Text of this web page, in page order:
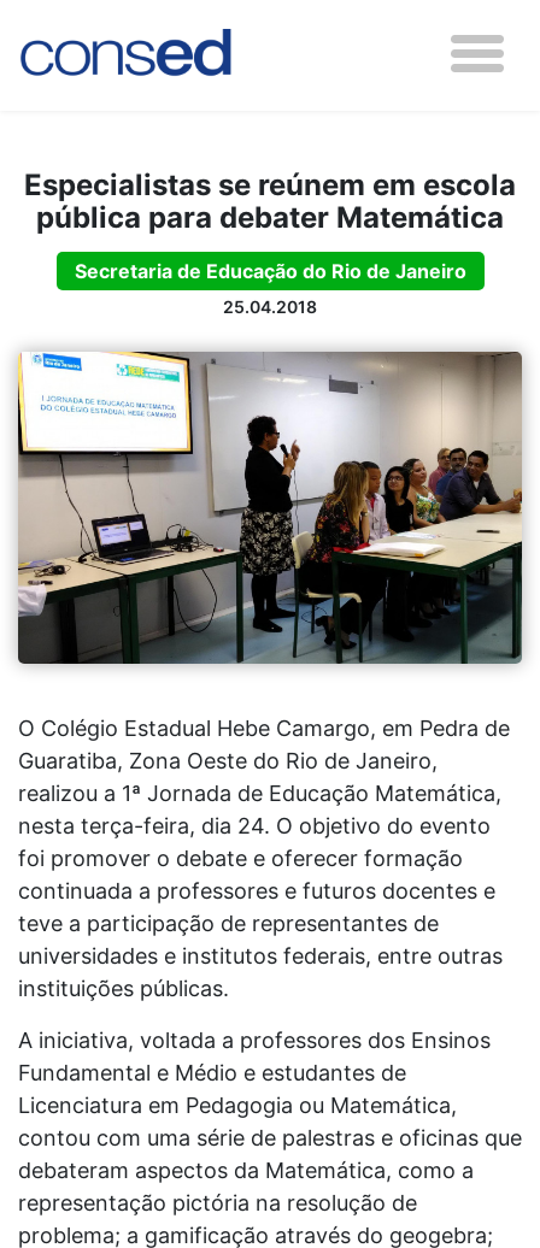
Especialistas se reúnem em escola
pública para debater Matemática
Secretaria de Educação do Rio de Janeiro
25.04.2018
O Colégio Estadual Hebe Camargo, em Pedra de
Guaratiba, Zona Oeste do Rio de Janeiro,
realizou a 1ª Jornada de Educação Matemática,
nesta terça-feira, dia 24. O objetivo do evento
foi promover o debate e oferecer formação
continuada a professores e futuros docentes e
teve a participação de representantes de
universidades e institutos federais, entre outras
instituições públicas.
A iniciativa, voltada a professores dos Ensinos
Fundamental e Médio e estudantes de
Licenciatura em Pedagogia ou Matemática,
contou com uma série de palestras e oficinas que
debateram aspectos da Matemática, como a
representação pictória na resolução de
problema; a gamificação através do geogebra;